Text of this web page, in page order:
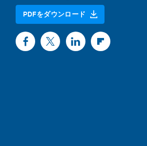
PDFをダウンロード